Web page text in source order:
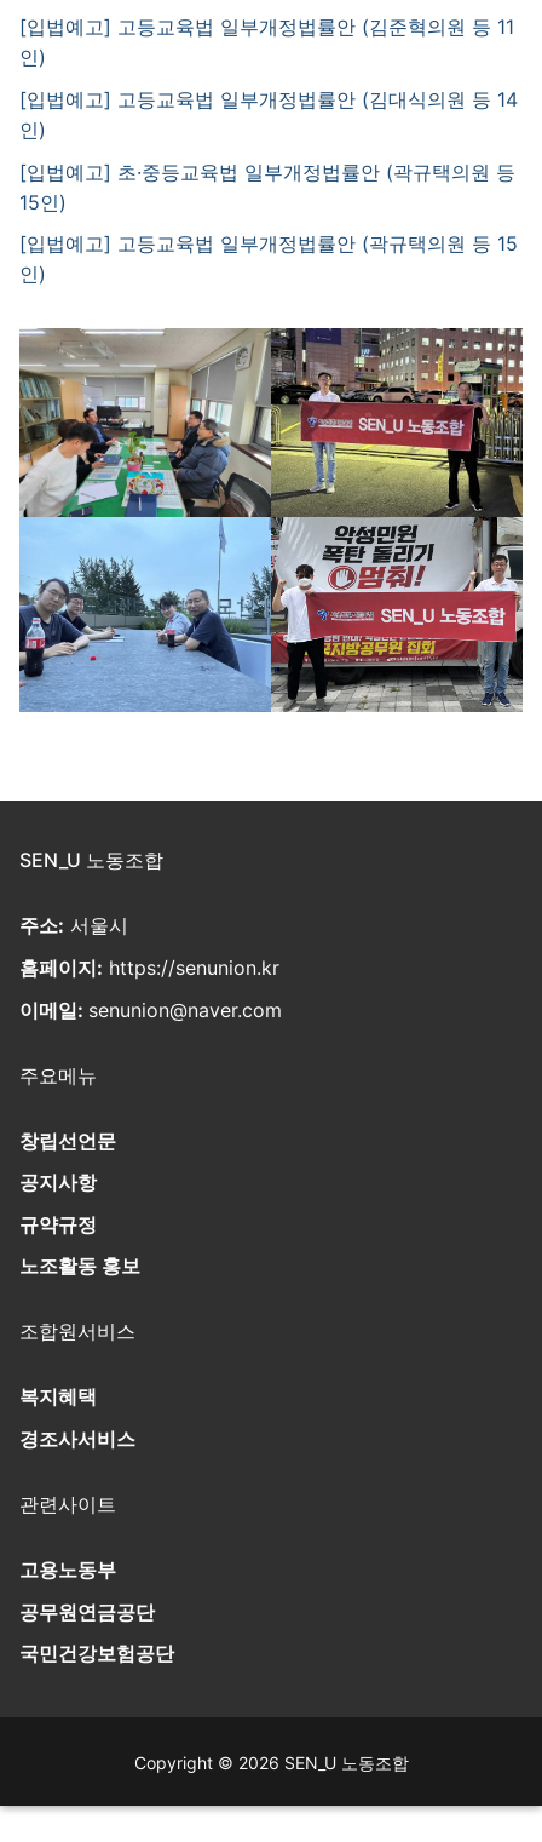
[입법예고] 고등교육법 일부개정법률안 (김준혁의원 등 11
인)
[입법예고] 고등교육법 일부개정법률안 (김대식의원 등 14
인)
[입법예고] 초·중등교육법 일부개정법률안 (곽규택의원 등
15인)
[입법예고] 고등교육법 일부개정법률안 (곽규택의원 등 15
인)
SEN_U 노동조합
주소: 서울시
홈페이지: https://senunion.kr
이메일: senunion@naver.com
주요메뉴
창립선언문
공지사항
규약규정
노조활동 홍보
조합원서비스
복지혜택
경조사서비스
관련사이트
고용노동부
공무원연금공단
국민건강보험공단
Copyright © 2026 SEN_U 노동조합